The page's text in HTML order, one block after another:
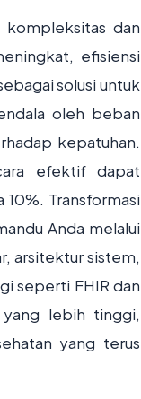
kompleksitas dan
efisiensi
solusi untuk
oleh beban
kepatuhan.
efektif dapat
Transformasi
Anda melalui
arsitektur sistem,
seperti FHIR dan
lebih tinggi,
yang terus